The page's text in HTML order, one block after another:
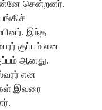
சென்றனர்.
இந்த
குப்பம் என
ஆனது.
என
இவரை